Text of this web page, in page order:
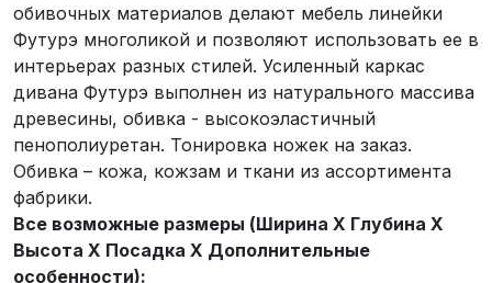
обивочных материалов делают мебель линейки
Футурэ многоликой и позволяют использовать ее в
интерьерах разных стилей. Усиленный каркас
дивана Футурэ выполнен из натурального массива
древесины, обивка - высокоэластичный
пенополиуретан. Тонировка ножек на заказ.
Обивка – кожа, кожзам и ткани из ассортимента
фабрики.
Все возможные размеры (Ширина X Глубина X
Высота X Посадка X Дополнительные
особенности):